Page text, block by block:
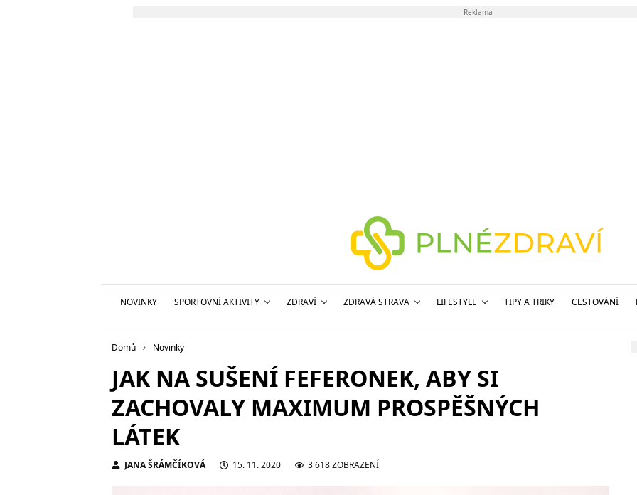
Reklama
NOVINKY SPORTOVNÍ AKTIVITY ZDRAVÍ ZDRAVÁ STRAVA LIFESTYLE TIPY A TRIKY CESTOVÁNÍ
Domů Novinky
JAK NA SUŠENÍ FEFERONEK, ABY SI
ZACHOVALY MAXIMUM PROSPĚŠNÝCH
LÁTEK
JANA ŠRÁMČÍKOVÁ 15. 11. 2020 3 618 ZOBRAZENÍ